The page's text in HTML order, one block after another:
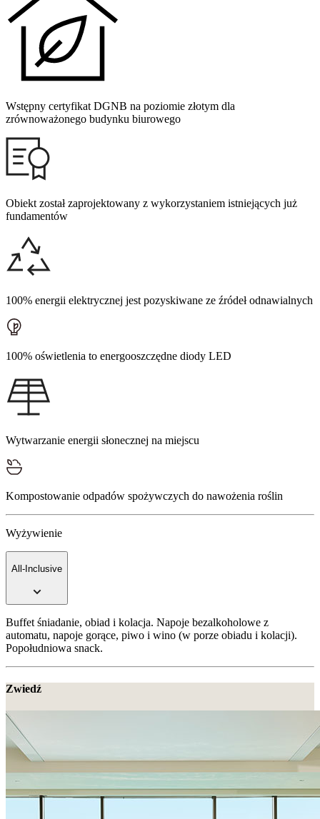
Wstępny certyfikat DGNB na poziomie złotym dla
zrównoważonego budynku biurowego
Obiekt został zaprojektowany z wykorzystaniem istniejących już
fundamentów
100% energii elektrycznej jest pozyskiwane ze źródeł odnawialnych
100% oświetlenia to energooszczędne diody LED
Wytwarzanie energii słonecznej na miejscu
Kompostowanie odpadów spożywczych do nawożenia roślin
Wyżywienie
All-Inclusive
Buffet śniadanie, obiad i kolacja. Napoje bezalkoholowe z
automatu, napoje gorące, piwo i wino (w porze obiadu i kolacji).
Popołudniowa snack.
Zwiedź